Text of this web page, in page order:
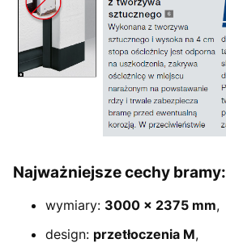
Najważniejsze cechy bramy:
wymiary: 3000 × 2375 mm,
design: przetłoczenia M,